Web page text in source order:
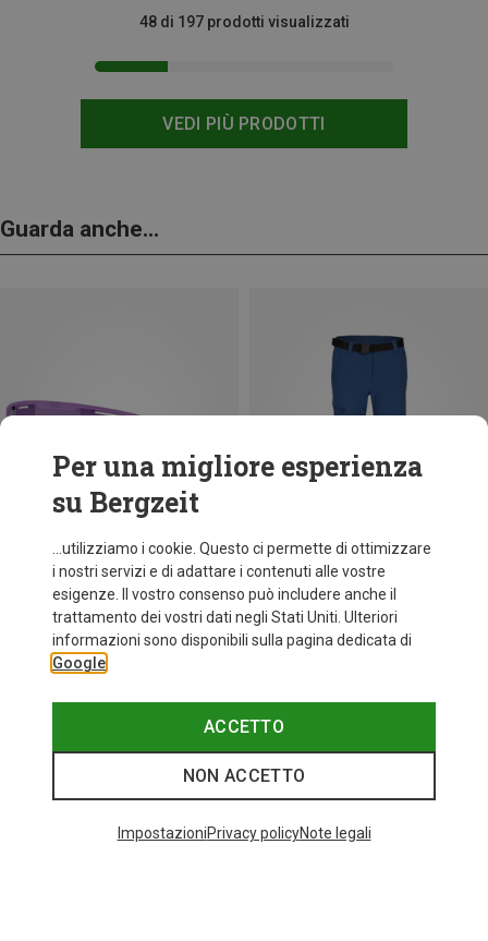
VEDI PIÙ PRODOTTI
48 di 197 prodotti visualizzati
Guarda anche...
+10
fino a 35%
Categories speciali
Per una migliore esperienza
su Bergzeit
...utilizziamo i cookie. Questo ci permette di ottimizzare
i nostri servizi e di adattare i contenuti alle vostre
esigenze. Il vostro consenso può includere anche il
trattamento dei vostri dati negli Stati Uniti. Ulteriori
informazioni sono disponibili sulla pagina dedicata di
Google
ACCETTO
NON ACCETTO
ImpostazioniPrivacy policyNote legali